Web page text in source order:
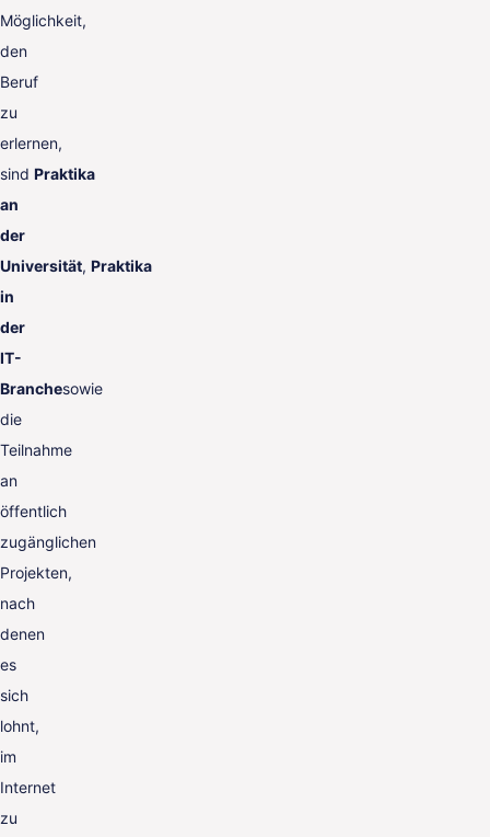
Möglichkeit,
den
Beruf
zu
erlernen,
sind Praktika
an
der
Universität, Praktika
in
der
IT-
Branchesowie
die
Teilnahme
an
öffentlich
zugänglichen
Projekten,
nach
denen
es
sich
lohnt,
im
Internet
zu